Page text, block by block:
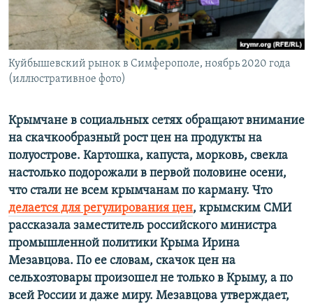
ПОБЕДИТЕЛЕЙ НЕ СУДЯТ?
КРЫМ.НЕПОКОРЕННЫЙ
ELIFBE
ПРИСОЕДИНЯЙТЕСЬ!
Куйбышевский рынок в Симферополе, ноябрь 2020 года
(иллюстративное фото)
Крымчане в социальных сетях обращают внимание
на скачкообразный рост цен на продукты на
полуострове. Картошка, капуста, морковь, свекла
настолько подорожали в первой половине осени,
что стали не всем крымчанам по карману. Что
делается для регулирования цен, крымским СМИ
рассказала заместитель российского министра
промышленной политики Крыма Ирина
Мезавцова. По ее словам, скачок цен на
сельхозтовары произошел не только в Крыму, а по
всей России и даже миру. Мезавцова утверждает,